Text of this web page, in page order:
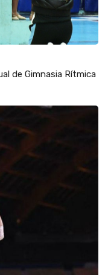
de Gimnasia Rítmica